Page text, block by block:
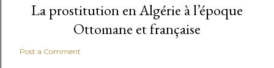
La prostitution en Algérie à l’époque
Ottomane et française
Post a Comment